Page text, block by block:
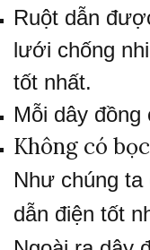
Ruột dẫn
lưới chống
tốt nhất.
Mỗi dây đồng
Không có
Như chúng ta
dẫn điện tốt